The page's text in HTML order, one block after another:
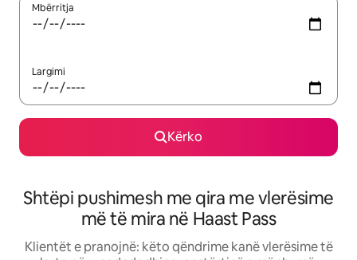
Mbërritja
Largimi
Kërko
Shtëpi pushimesh me qira me vlerësime
më të mira në Haast Pass
Klientët e pranojnë: këto qëndrime kanë vlerësime të